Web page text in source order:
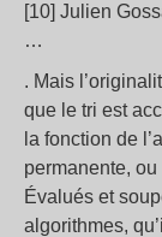
[10] Julien
…
. Mais
que le tri est
la fonction de
permanente,
Évalués et
algorithmes,